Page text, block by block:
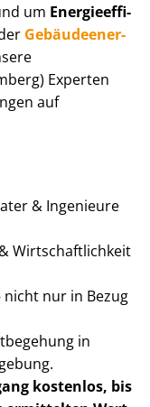
um En­er­gie­ef­fi­
Ge­bäu­de­en­er­
Experten
auf
& Ingenieure
Wirt­schaft­lich­keit
nicht nur in Bezug
in
kostenlos, bis